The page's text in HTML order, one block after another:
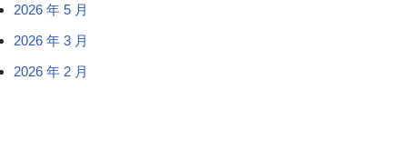
2026 年 5 月
2026 年 3 月
2026 年 2 月